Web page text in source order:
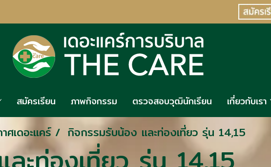
สมัครเรียน ภาพกิจกรรม ตรวจสอบวุฒินักเรียน เกี่ยวกับเรา
ศเดอะแคร์ กิจกรรมรับน้อง และท่องเที่ยว รุ่น 14,15